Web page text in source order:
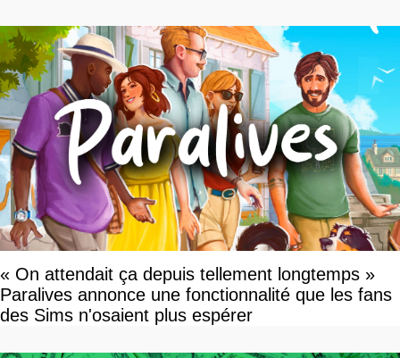
« On attendait ça depuis tellement longtemps »
Paralives annonce une fonctionnalité que les fans
des Sims n'osaient plus espérer